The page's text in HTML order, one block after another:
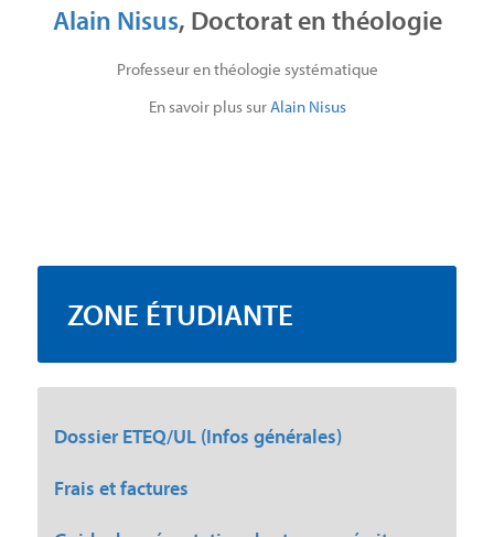
Alain Nisus, Doctorat en théologie
Professeur en théologie systématique
En savoir plus surAlain Nisus
ZONE ÉTUDIANTE
Dossier ETEQ/UL (Infos générales)
Frais et factures